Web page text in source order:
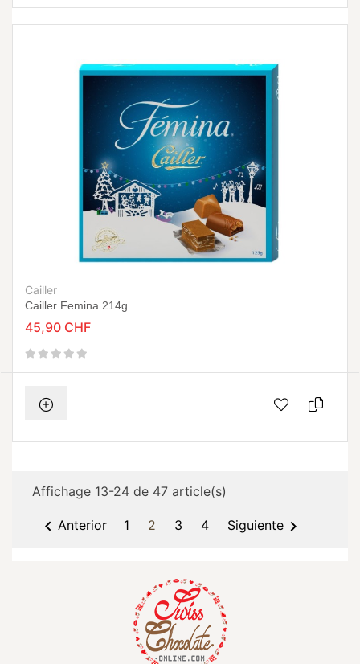
Cailler
Cailler Femina 214g
45,90 CHF
Affichage 13-24 de 47 article(s)
 Anterior 1 2 3 4 Siguiente 